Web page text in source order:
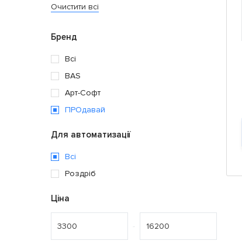
Очистити всі
Бренд
Всі
BAS
Арт-Софт
ПРОдавай
Для автоматизації
Всі
Роздріб
Ціна
-